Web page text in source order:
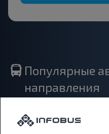
Популярные
направления
Орша - Могилёв
Минск - Могилёв
Минск - Пинск